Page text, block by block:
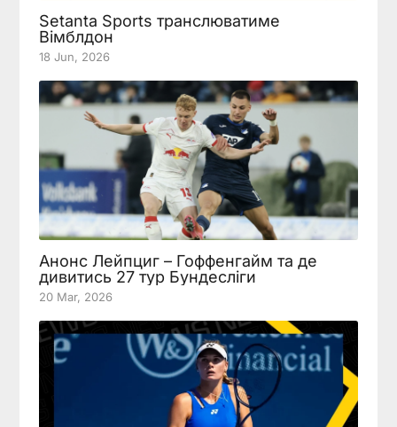
Setanta Sports транслюватиме
Вімблдон
18 Jun, 2026
Анонс Лейпциг – Гоффенгайм та де
дивитись 27 тур Бундесліги
20 Mar, 2026